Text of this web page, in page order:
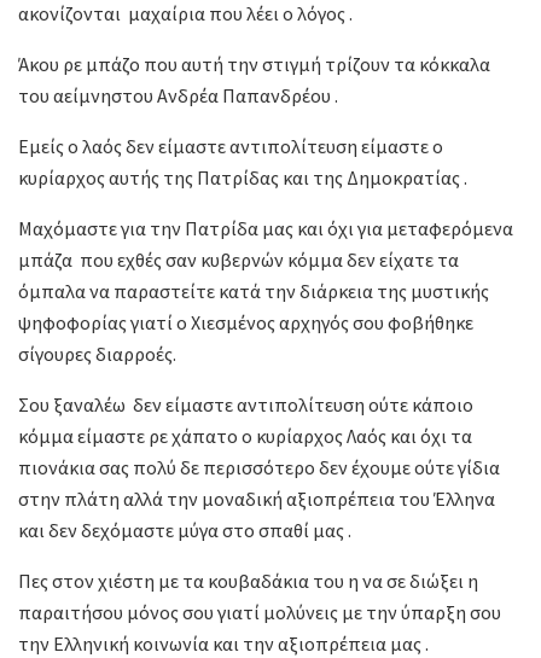
ακονίζονται μαχαίρια που λέει ο λόγος .
Άκου ρε μπάζο που αυτή την στιγμή τρίζουν τα κόκκαλα
του αείμνηστου Ανδρέα Παπανδρέου .
Εμείς ο λαός δεν είμαστε αντιπολίτευση είμαστε ο
κυρίαρχος αυτής της Πατρίδας και της Δημοκρατίας .
Μαχόμαστε για την Πατρίδα μας και όχι για μεταφερόμενα
μπάζα που εχθές σαν κυβερνών κόμμα δεν είχατε τα
όμπαλα να παραστείτε κατά την διάρκεια της μυστικής
ψηφοφορίας γιατί ο Χιεσμένος αρχηγός σου φοβήθηκε
σίγουρες διαρροές.
Σου ξαναλέω δεν είμαστε αντιπολίτευση ούτε κάποιο
κόμμα είμαστε ρε χάπατο ο κυρίαρχος Λαός και όχι τα
πιονάκια σας πολύ δε περισσότερο δεν έχουμε ούτε γίδια
στην πλάτη αλλά την μοναδική αξιοπρέπεια του Έλληνα
και δεν δεχόμαστε μύγα στο σπαθί μας .
Πες στον χιέστη με τα κουβαδάκια του η να σε διώξει η
παραιτήσου μόνος σου γιατί μολύνεις με την ύπαρξη σου
την Ελληνική κοινωνία και την αξιοπρέπεια μας .